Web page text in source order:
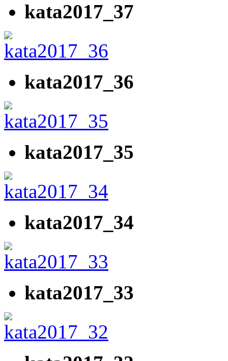
kata2017_37
kata2017_36
kata2017_35
kata2017_34
kata2017_33